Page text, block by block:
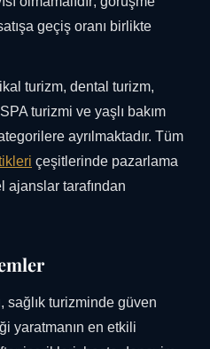
geçiş oranı birlikte
turizm, dental turizm,
turizmi ve yaşlı bakım
ayrılmaktadır. Tüm
çeşitlerinde pazarlama
ajanslar tarafından
sağlık turizminde güven
yaratmanın en etkili